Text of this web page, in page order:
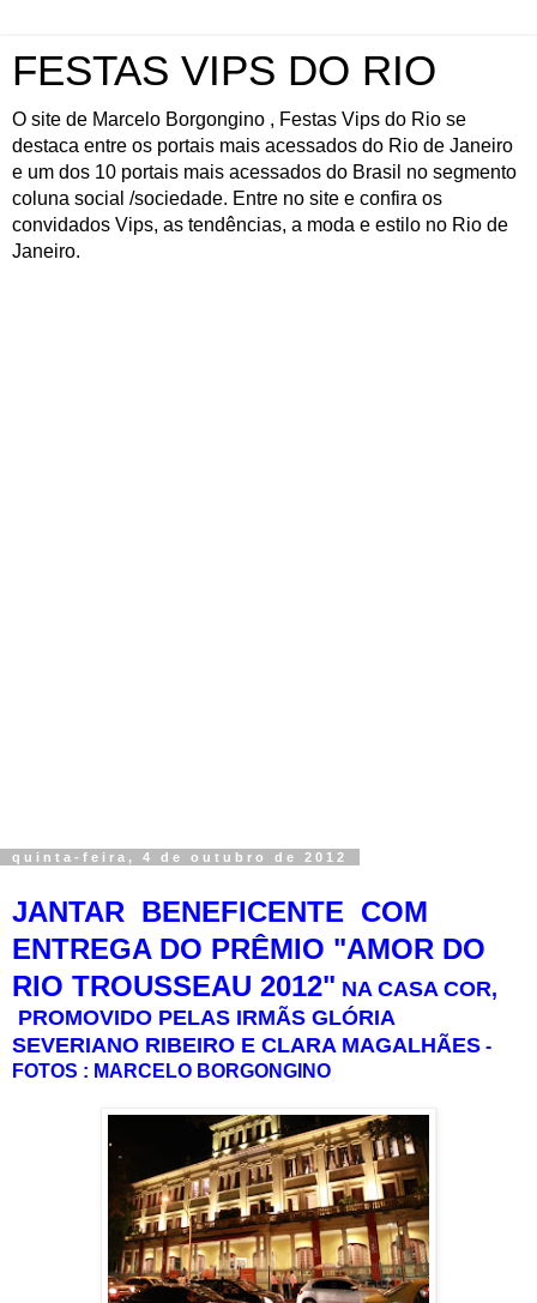
FESTAS VIPS DO RIO
O site de Marcelo Borgongino , Festas Vips do Rio se
destaca entre os portais mais acessados do Rio de Janeiro
e um dos 10 portais mais acessados do Brasil no segmento
coluna social /sociedade. Entre no site e confira os
convidados Vips, as tendências, a moda e estilo no Rio de
Janeiro.
quinta-feira, 4 de outubro de 2012
JANTAR BENEFICENTE COM
ENTREGA DO PRÊMIO "AMOR DO
RIO TROUSSEAU 2012" NA CASA COR,
PROMOVIDO PELAS IRMÃS GLÓRIA
SEVERIANO RIBEIRO E CLARA MAGALHÃES -
FOTOS : MARCELO BORGONGINO